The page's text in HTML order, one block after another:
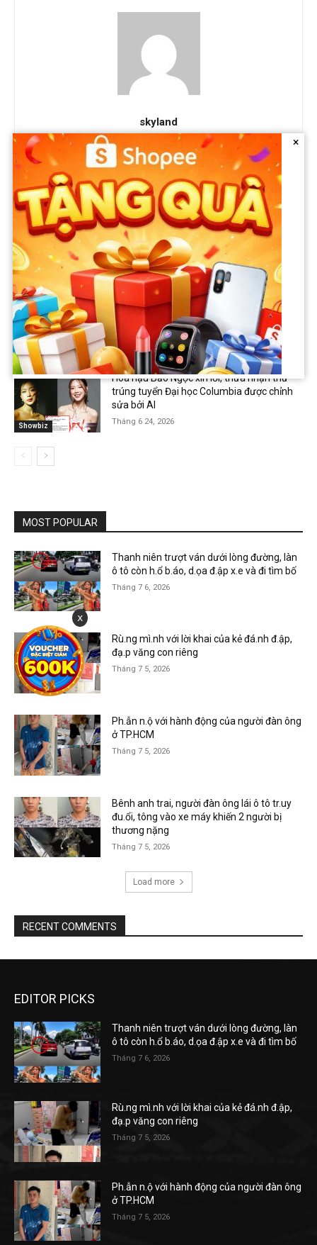
skyland
RELATED ARTICLES
Showbiz
Dương Triệu Vũ bị tr;;ộm sạch số tiền siêu
lớn ngay trước mắt
Tháng 6 29, 2026
Showbiz
Chuyện gì thế này, gia đình không nhận ra
Ngân 98 nữa
Tháng 6 26, 2026
Showbiz
Hoa hậu Bảo Ngọc xin lỗi, thừa nhận thư
trúng tuyển Đại học Columbia được chỉnh
sửa bởi AI
Tháng 6 24, 2026
MOST POPULAR
Thanh niên trượt ván dưới lòng đường, làn
ô tô còn h.ổ b.áo, d.ọa đ.ập x.e và đi tìm bố
Tháng 7 6, 2026
Rù.ng mì.nh với lời khai của kẻ đá.nh đ.ập,
đạ.p văng con riêng
Tháng 7 5, 2026
Ph.ẫn n.ộ với hành động của người đàn ông
ở TP.HCM
Tháng 7 5, 2026
Bênh anh trai, người đàn ông lái ô tô tr.uy
đu.ổi, tông vào xe máy khiến 2 người bị
thương nặng
Tháng 7 5, 2026
Load more
RECENT COMMENTS
EDITOR PICKS
Thanh niên trượt ván dưới lòng đường, làn
ô tô còn h.ổ b.áo, d.ọa đ.ập x.e và đi tìm bố
Tháng 7 6, 2026
Rù.ng mì.nh với lời khai của kẻ đá.nh đ.ập,
đạ.p văng con riêng
Tháng 7 5, 2026
Ph.ẫn n.ộ với hành động của người đàn ông
ở TP.HCM
Tháng 7 5, 2026
x
×